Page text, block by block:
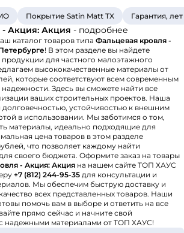
Покрытие Satin Matt TX Гарантия, лет
- Акция: Акция - подробнее
каталог товаров типа Фальцевая кровля -
! В этом разделе вы найдете
для частного малоэтажного
высококачественные материалы от
которые соответствуют всем современным
надежности. Здесь вы сможете найти все
ваших строительных проектов. Наша
долговечностью, устойчивостью к внешним
в использовании. Мы заботимся о том,
материалы, идеально подходящие для
цена товаров в этом разделе
что позволяет каждому найти
своего бюджета. Оформите заказ на товары
- Акция: Акция на нашем сайте ТОП ХАУС
+7 (812) 244-95-35 для консультации и
Мы обеспечим быструю доставку и
всех представленных товаров. Наши
помочь вам в выборе и ответить на все
прямо сейчас и начните свой
надежными материалами от ТОП ХАУС!